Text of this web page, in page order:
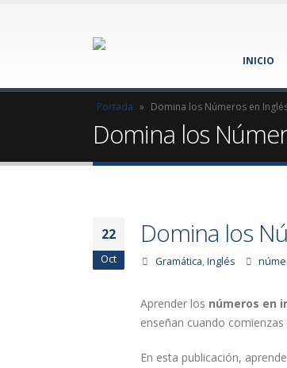
INICIO
Portada » Domina los Números en
Domina los
22
Oct
Domina los
Gramática,Inglés
Aprender los números en
enseñan cuando comienzas
En esta publicación,